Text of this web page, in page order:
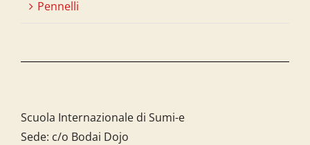
Pennelli
Scuola Internazionale di Sumi-e
Sede: c/o Bodai Dojo